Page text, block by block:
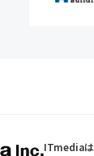
ITmediaは